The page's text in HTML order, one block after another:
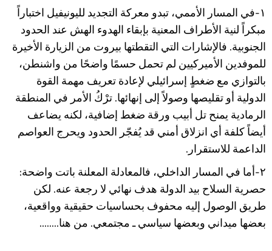
١-في المسار الأممي، تبدو معركة التجديد لليونيفيل اختباراً
مبكراً لنية الأطراف المعنية بإبقاء الهدوء الهش عند الحدود
الجنوبية. فالإشارات التي التقطتها بيروت من الزيارة الأخيرة
للموفدين الأميركيين لم تحمل حسمًا واضحًا من واشنطن،
بالتوازي مع ضغطٍ إسرائيلي لإعادة تعريف مهمة القوة
الدولية أو تقليصها وصولاً إلى إنهائها. ترْكُ الأمر في المنطقة
الرمادية يمنح تل أبيب ورقة ضغط إضافية، لكنه يضاعف
أيضاً كلفة أي انزلاق أمني قد يُفجّر الحدود ويحرج العواصم
الداعمة للاستقرار.
٢-أما في المسار الداخلي، فالمعادلة المعلنة باتت واضحة:
حصرية السلاح بيد الدولة هدف نهائي لا رجعة عنه. لكن
طريق الوصول إليه محفوف بحساسيات حقيقية وواقعية،
بعضها ميداني وبعضها سياسي ـ مجتمعي. من هنا........